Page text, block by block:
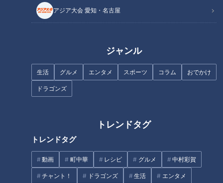
アジア大会 愛知・名古屋
ジャンル
生活 グルメ エンタメ スポーツ コラム おでかけ
ドラゴンズ
トレンドタグ
トレンドタグ
動画 町中華 レシピ グルメ 中村彩賀
チャント！ ドラゴンズ 生活 エンタメ
記事に戻る